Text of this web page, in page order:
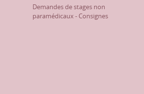
Demandes de stages non
paramédicaux - Consignes